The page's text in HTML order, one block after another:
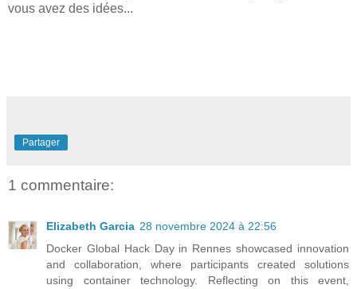
vous avez des idées...
Partager
1 commentaire:
Elizabeth Garcia 28 novembre 2024 à 22:56
Docker Global Hack Day in Rennes showcased innovation
and collaboration, where participants created solutions
using container technology. Reflecting on this event,